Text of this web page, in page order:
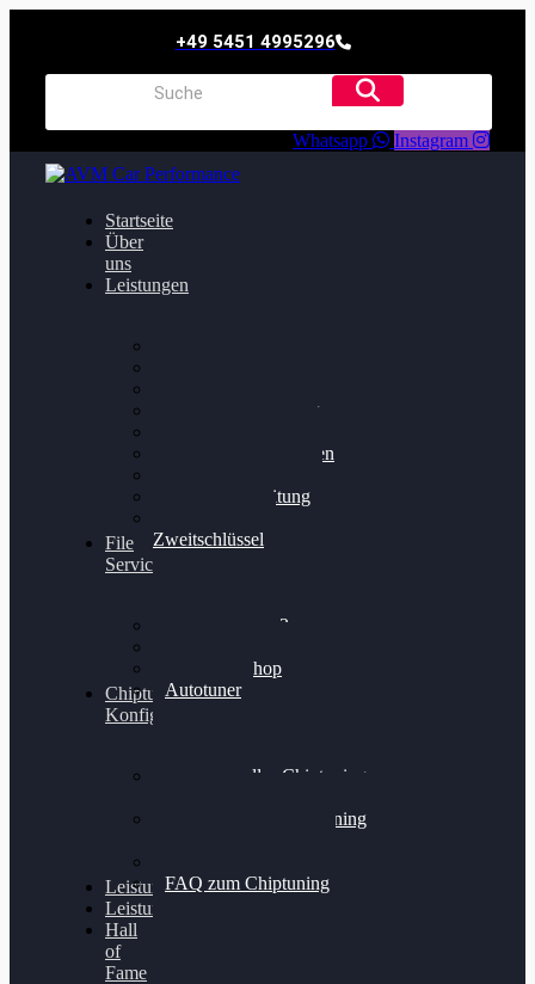
+49 5451 4995296
Whatsapp Instagram
Startseite
Über
uns
Leistungen
Getriebeoptimierung
Bremsscheiben planen
Felgenaufbereitung
Zweitschlüssel
File
Service
Alientech Kess3
Alientech Shop
Autotuner
Chiptuning
Konfigurator
Professionelles Chiptuning
Professionelles Chiptuning
FAQ zum Chiptuning
Leistungsmessung
Leistungsprüfstand
Hall
of
Fame